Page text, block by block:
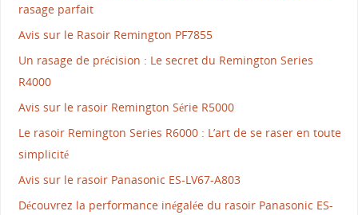
rasage parfait
Avis sur le Rasoir Remington PF7855
Un rasage de précision : Le secret du Remington Series
R4000
Avis sur le rasoir Remington Série R5000
Le rasoir Remington Series R6000 : L’art de se raser en toute
simplicité
Avis sur le rasoir Panasonic ES-LV67-A803
Découvrez la performance inégalée du rasoir Panasonic ES-